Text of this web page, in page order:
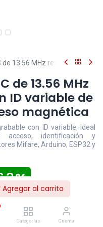
Agregar al carrito
Categorías Cuenta
de 13.56 MHz regrabable R/
de 13.56 MHz
ID variable de
magnética
con ID variable, ideal
identificación y
Mifare, Arduino, ESP32 y